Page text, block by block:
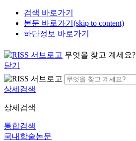
검색 바로가기
본문 바로가기(skip to content)
하단정보 바로가기
무엇을 찾고 계세요?
닫기
상세검색
상세검색
통합검색
국내학술논문